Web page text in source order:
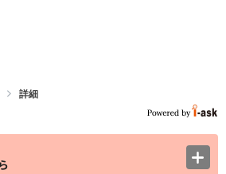
詳細